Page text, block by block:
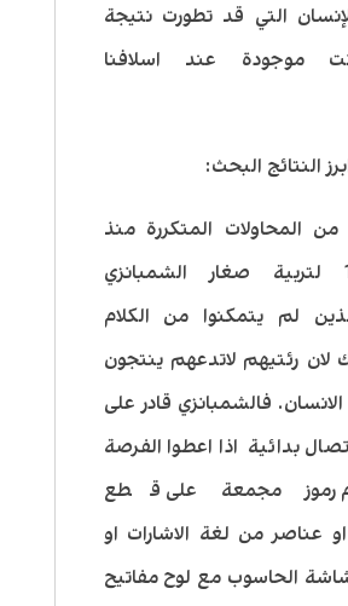
التي قد تطورت نتيجة
موجودة عند اسلافنا
النتائج البحث:
المحاولات المتكررة منذ
عام 1940 لتربية صغار الشمبانزي
لم يتمكنوا من الكلام
لان رئتيهم لاتدعهم ينتجون
فالشمبانزي قادر على
بدائية اذا اعطوا الفرصة
رموز مجمعة على قطع
عناصر من لغة الاشارات او
الحاسوب مع لوح مفاتيح